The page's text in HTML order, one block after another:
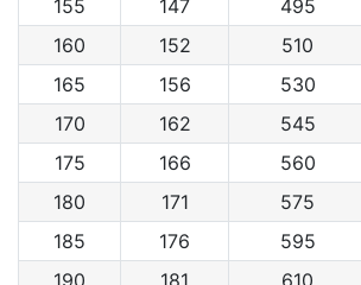
155
147
495
160
152 510
165
156
530
170
162 545
175
166
560
180
171 575
185
176
595
190
181 610